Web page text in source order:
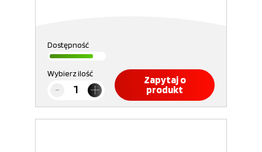
Dostępność
Wybierz ilość
Zapytaj o
produkt